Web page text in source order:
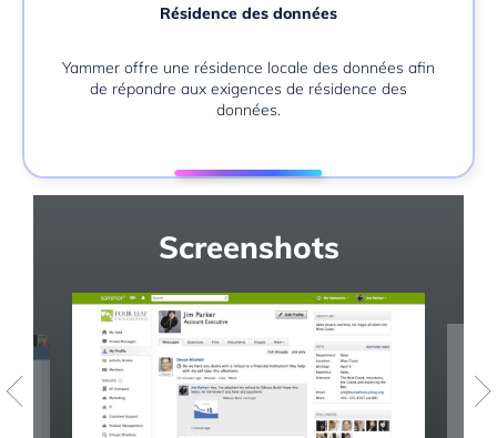
Résidence des données
Yammer offre une résidence locale des données afin
de répondre aux exigences de résidence des
données.
Screenshots